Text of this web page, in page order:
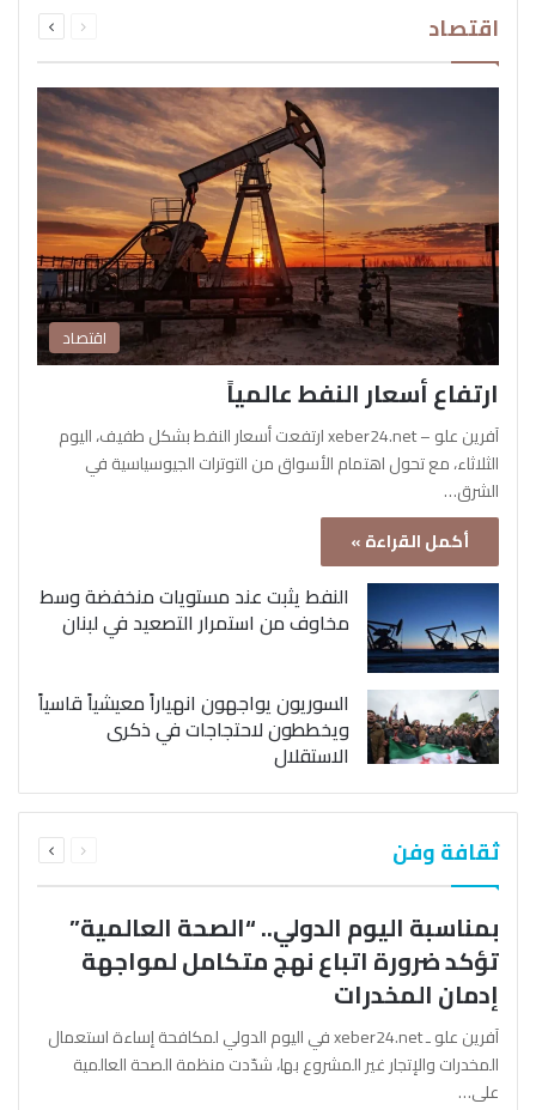
اقتصاد الصفحةالصفحة
اقتصاد
ارتفاع أسعار النفط عالمياً
آفرين علو – xeber24.net ارتفعت أسعار النفط بشكل طفيف، اليوم
الثلاثاء، مع تحول اهتمام الأسواق من التوترات الجيوسياسية في
الشرق…
أكمل القراءة »
النفط يثبت عند مستويات منخفضة وسط
مخاوف من استمرار التصعيد في لبنان
السوريون يواجهون انهياراً معيشياً قاسياً
ويخططون لاحتجاجات في ذكرى
الاستقلال
ثقافة وفن الصفحةالصفحة
بمناسبة اليوم الدولي.. “الصحة العالمية”
تؤكد ضرورة اتباع نهج متكامل لمواجهة
إدمان المخدرات
آفرين علو ـ xeber24.net في اليوم الدولي لمكافحة إساءة استعمال
المخدرات والإتجار غير المشروع بها، شدّدت منظمة الصحة العالمية
على…